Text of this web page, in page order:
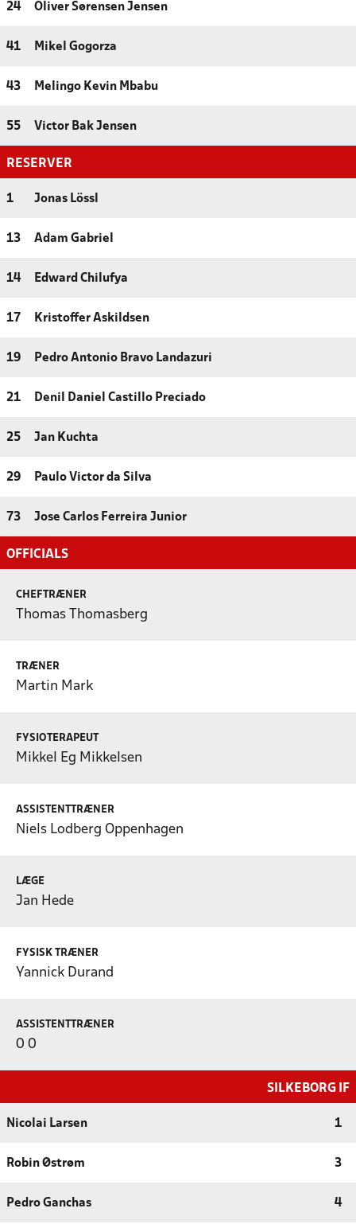
24 Oliver Sørensen Jensen
41 Mikel Gogorza
43 Melingo Kevin Mbabu
55 Victor Bak Jensen
RESERVER
1 Jonas Lössl
13 Adam Gabriel
14 Edward Chilufya
17 Kristoffer Askildsen
19 Pedro Antonio Bravo Landazuri
21 Denil Daniel Castillo Preciado
25 Jan Kuchta
29 Paulo Victor da Silva
73 Jose Carlos Ferreira Junior
OFFICIALS
CHEFTRÆNER
Thomas Thomasberg
TRÆNER
Martin Mark
FYSIOTERAPEUT
Mikkel Eg Mikkelsen
ASSISTENTTRÆNER
Niels Lodberg Oppenhagen
LÆGE
Jan Hede
FYSISK TRÆNER
Yannick Durand
ASSISTENTTRÆNER
0 0
SILKEBORG IF
Nicolai Larsen 1
Robin Østrøm 3
Pedro Ganchas 4